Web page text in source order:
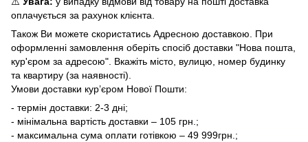
оплачується за рахунок клієнта.
Також Ви можете скористатись Адресною доставкою. При
оформленні замовлення оберіть спосіб доставки "Нова пошта,
кур'єром за адресою". Вкажіть місто, вулицю, номер будинку
та квартиру (за наявності).
Умови доставки кур’єром Нової Пошти:
- термін доставки: 2-3 дні;
- мінімальна вартість доставки – 105 грн.;
- максимальна сума оплати готівкою – 49 999грн.;